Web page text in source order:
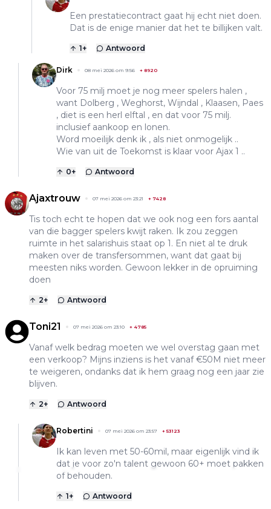
Een prestatiecontract gaat hij echt niet doen.
Dat is de enige manier dat het te billijken valt.
1+ Antwoord
Dirk 08 mei 2026 om 9:56 + 8920
Voor 75 milj moet je nog meer spelers halen ,
want Dolberg , Weghorst, Wijndal , Klaasen, Paes
, diet is een herl elftal , en dat voor 75 milj.
inclusief aankoop en lonen.
Word moeilijk denk ik , als niet onmogelijk ..
Wie van uit de Toekomst is klaar voor Ajax 1 ..
0+ Antwoord
Ajaxtrouw 07 mei 2026 om 23:21 + 7428
Tis toch echt te hopen dat we ook nog een fors aantal
van die bagger spelers kwijt raken. Ik zou zeggen
ruimte in het salarishuis staat op 1. En niet al te druk
maken over de transfersommen, want dat gaat bij
meesten niks worden. Gewoon lekker in de opruiming
doen
2+ Antwoord
Toni21 07 mei 2026 om 23:10 + 4785
Vanaf welk bedrag moeten we wel overstag gaan met
een verkoop? Mijns inziens is het vanaf €50M niet meer
te weigeren, ondanks dat ik hem graag nog een jaar zie
blijven.
2+ Antwoord
Robertini 07 mei 2026 om 23:57 + 53123
Ik kan leven met 50-60mil, maar eigenlijk vind ik
dat je voor zo'n talent gewoon 60+ moet pakken
of behouden.
1+ Antwoord